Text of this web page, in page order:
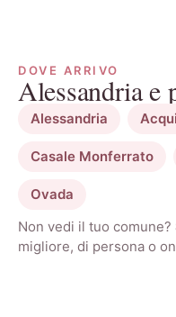
DOVE ARRIVO
Alessandria e
Alessandria
Casale Monferrato
Ovada
Non vedi il tuo comune?
migliore, di persona o